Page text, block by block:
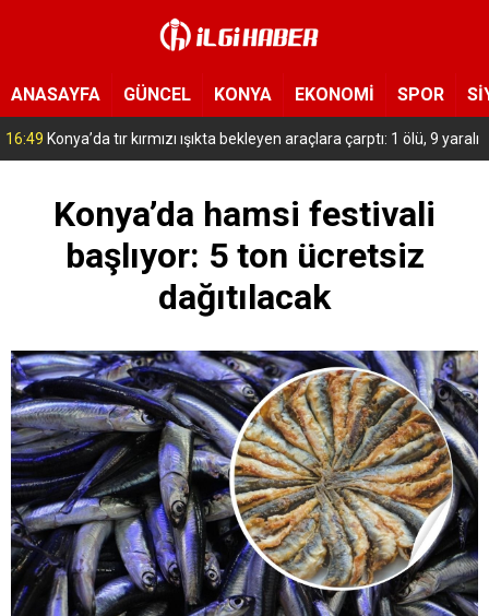
ANASAYFA GÜNCEL KONYA EKONOMİ SPOR
15:54 Yeni Medya Cemiyeti’nden Hakimiyet Gazetesi’ne 30. yıl ziyareti
Konya’da hamsi festivali
başlıyor: 5 ton ücretsiz
dağıtılacak